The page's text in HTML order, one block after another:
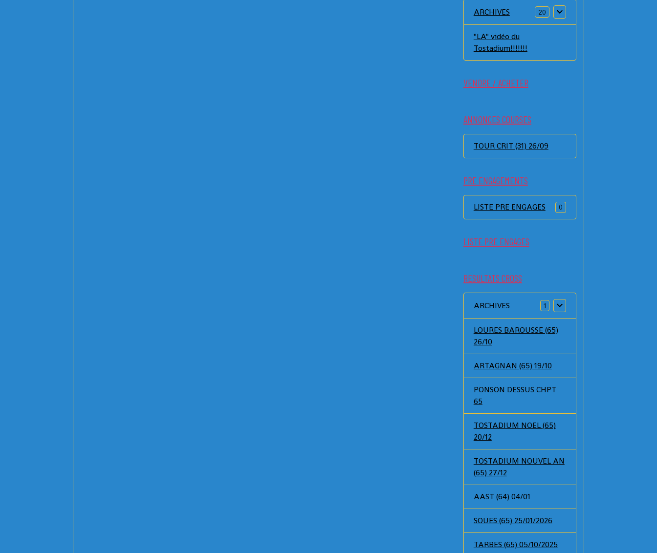
ARCHIVES 20
"LA" vidéo du
Tostadium!!!!!!!
VENDRE / ACHETER
ANNONCES COURSES
TOUR CRIT (31) 26/09
PRE ENGAGEMENTS
LISTE PRE ENGAGES 0
LISTE PRE ENGAGES
RESULTATS CROSS
ARCHIVES 1
LOURES BAROUSSE (65)
26/10
ARTAGNAN (65) 19/10
PONSON DESSUS CHPT
65
TOSTADIUM NOEL (65)
20/12
TOSTADIUM NOUVEL AN
(65) 27/12
AAST (64) 04/01
SOUES (65) 25/01/2026
TARBES (65) 05/10/2025